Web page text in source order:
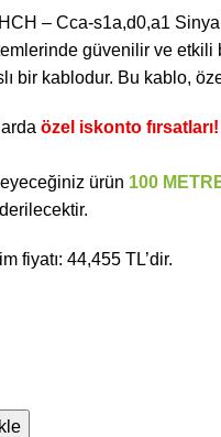
– Cca-s1a,d0,a1
güvenilir ve etkili
bir kablodur. Bu kablo,
özel iskonto fırsatları!
ürün 100
fiyatı: 44,455 TL’dir.